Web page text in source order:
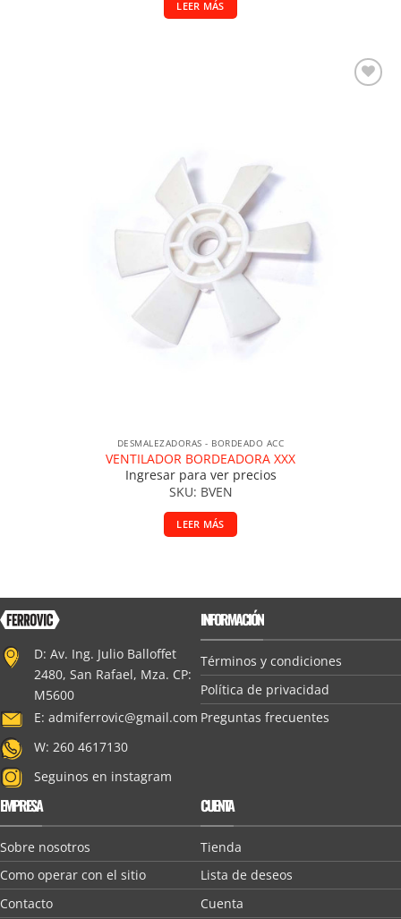
LEER MÁS
DESMALEZADORAS - BORDEADO ACC
VENTILADOR BORDEADORA XXX
Ingresar para ver precios
SKU: BVEN
LEER MÁS
D: Av. Ing. Julio Balloffet
2480, San Rafael, Mza. CP:
M5600
E: admiferrovic@gmail.com
W: 260 4617130
Seguinos en instagram
INFORMACIÓN
Términos y condiciones
Política de privacidad
Preguntas frecuentes
EMPRESA
Sobre nosotros
Como operar con el sitio
Contacto
CUENTA
Tienda
Lista de deseos
Cuenta